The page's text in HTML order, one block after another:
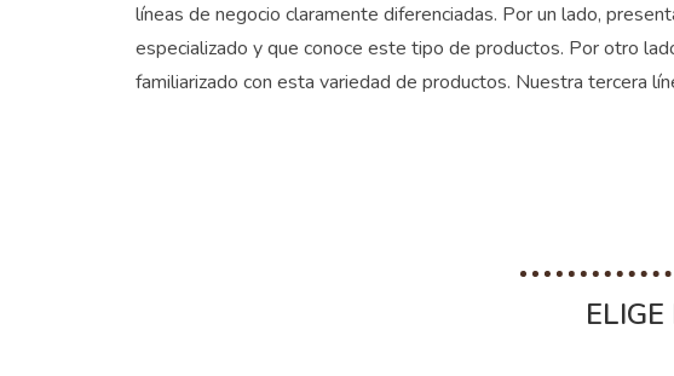
líneas de negocio claramente diferenciadas. Por un lado,
especializado y que conoce este tipo de productos. Por otro
familiarizado con esta variedad de productos. Nuestra tercera